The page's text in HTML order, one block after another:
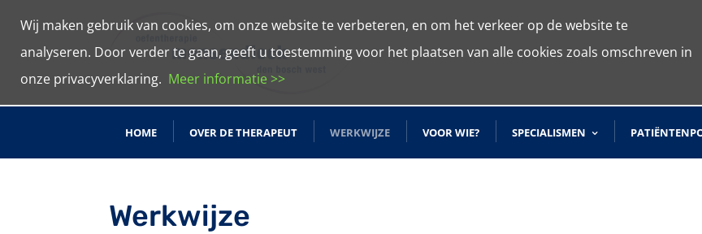
HOME OVER DE THERAPEUT WERKWIJZE VOOR WIE? SPECIALISMEN
Werkwijze
Wij maken gebruik van cookies, om onze website te verbeteren, en om het verkeer op de website te
analyseren. Door verder te gaan, geeft u toestemming voor het plaatsen van alle cookies zoals omschreven in
onze privacyverklaring. Meer informatie >>